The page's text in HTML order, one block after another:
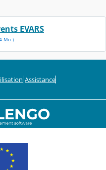
EVARS
Mo)
Assistance